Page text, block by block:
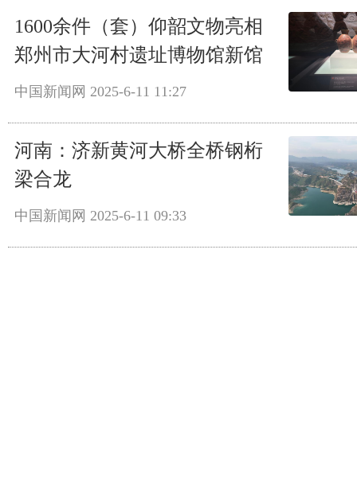
1600余件（套）仰韶文物亮相
郑州市大河村遗址博物馆新馆
中国新闻网 2025-6-11 11:27
河南：济新黄河大桥全桥钢桁
梁合龙
中国新闻网 2025-6-11 09:33